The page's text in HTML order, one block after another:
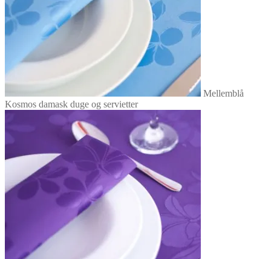
Mellemblå
Kosmos damask duge og servietter